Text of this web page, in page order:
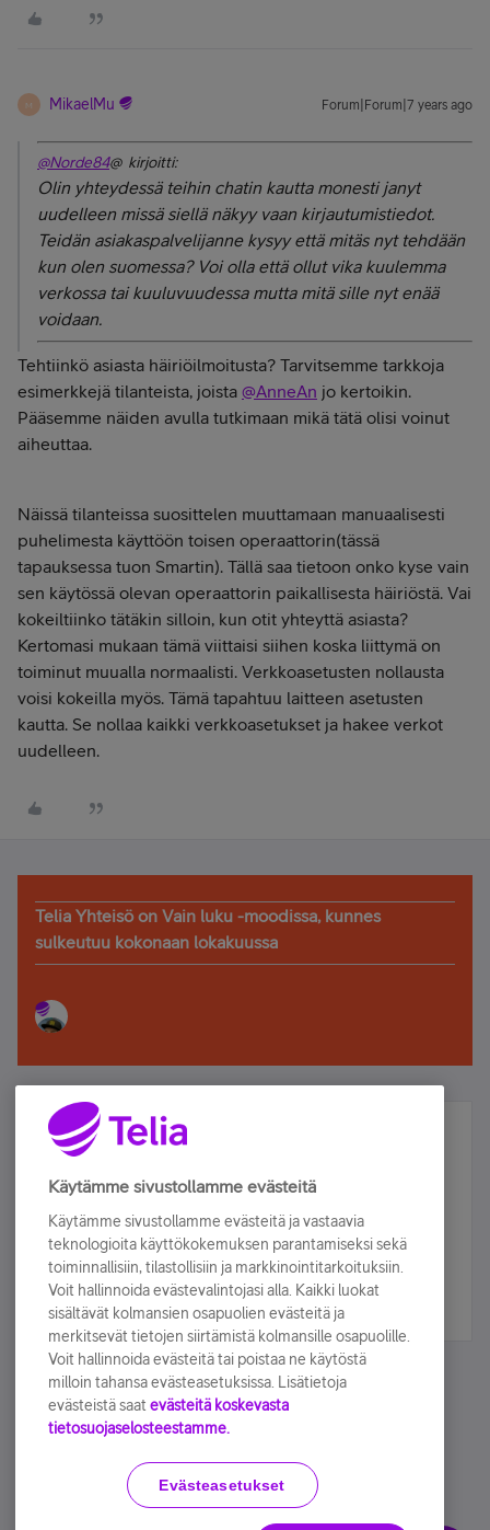
M MikaelMu Forum|Forum|7 years ago
@Norde84@ kirjoitti:
Olin yhteydessä teihin chatin kautta monesti janyt
uudelleen missä siellä näkyy vaan kirjautumistiedot.
Teidän asiakaspalvelijanne kysyy että mitäs nyt tehdään
kun olen suomessa? Voi olla että ollut vika kuulemma
verkossa tai kuuluvuudessa mutta mitä sille nyt enää
voidaan.
Tehtiinkö asiasta häiriöilmoitusta? Tarvitsemme tarkkoja
esimerkkejä tilanteista, joista @AnneAn jo kertoikin.
Pääsemme näiden avulla tutkimaan mikä tätä olisi voinut
aiheuttaa.
Näissä tilanteissa suosittelen muuttamaan manuaalisesti
puhelimesta käyttöön toisen operaattorin(tässä
tapauksessa tuon Smartin). Tällä saa tietoon onko kyse vain
sen käytössä olevan operaattorin paikallisesta häiriöstä. Vai
kokeiltiinko tätäkin silloin, kun otit yhteyttä asiasta?
Kertomasi mukaan tämä viittaisi siihen koska liittymä on
toiminut muualla normaalisti. Verkkoasetusten nollausta
voisi kokeilla myös. Tämä tapahtuu laitteen asetusten
kautta. Se nollaa kaikki verkkoasetukset ja hakee verkot
uudelleen.
Telia Yhteisö on Vain luku -moodissa, kunnes
sulkeutuu kokonaan lokakuussa
Älä jää paitsi – osallistu ja voita!
Tilaa Telian uutiskirje ja olet mukana arvonnassa.
sähköpostiisi.
Tilaa nyt
Käyttöehdot Accessibility statement
Käytämme sivustollamme evästeitä
Käytämme sivustollamme evästeitä ja vastaavia
teknologioita käyttökokemuksen parantamiseksi sekä
toiminnallisiin, tilastollisiin ja markkinointitarkoituksiin.
Voit hallinnoida evästevalintojasi alla. Kaikki luokat
sisältävät kolmansien osapuolien evästeitä ja
merkitsevät tietojen siirtämistä kolmansille osapuolille.
Voit hallinnoida evästeitä tai poistaa ne käytöstä
milloin tahansa evästeasetuksissa. Lisätietoja
evästeistä saat evästeitä koskevasta
tietosuojaselosteestamme.
Evästeasetukset